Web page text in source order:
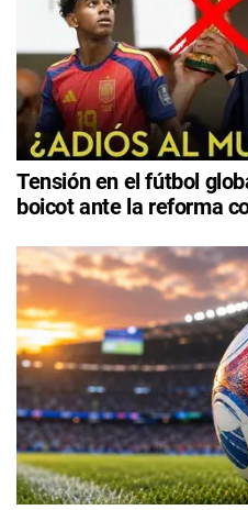
Tensión en el fútbol
boicot ante la reforma